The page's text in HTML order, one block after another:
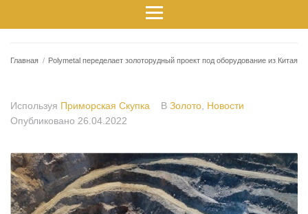
Главная / Polymetal переделает золоторудный проект под оборудование из Китая
Используя Приморская Скупка В Золото Новости
Опубликовано 26.04.2022